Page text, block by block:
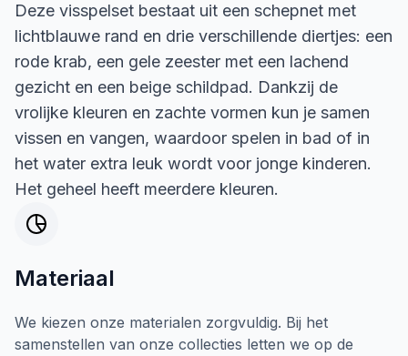
Deze visspelset bestaat uit een schepnet met
lichtblauwe rand en drie verschillende diertjes: een
rode krab, een gele zeester met een lachend
gezicht en een beige schildpad. Dankzij de
vrolijke kleuren en zachte vormen kun je samen
vissen en vangen, waardoor spelen in bad of in
het water extra leuk wordt voor jonge kinderen.
Het geheel heeft meerdere kleuren.
Materiaal
We kiezen onze materialen zorgvuldig. Bij het
samenstellen van onze collecties letten we op de